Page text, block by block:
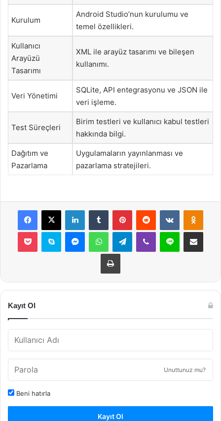
Kurulum
Android Studio’nun kurulumu ve
temel özellikleri.
Kullanıcı
Arayüzü
Tasarımı
XML ile arayüz tasarımı ve bileşen
kullanımı.
Veri Yönetimi
SQLite, API entegrasyonu ve JSON ile
veri işleme.
Test Süreçleri
Birim testleri ve kullanıcı kabul testleri
hakkında bilgi.
Dağıtım ve
Pazarlama
Uygulamaların yayınlanması ve
pazarlama stratejileri.
Facebook
X LinkedInTumblr PinterestReddit VKontakte
Pocket Skype MessengerWhatsAppTelegramViber Line E-Posta ile
Yazdır
Kayıt Ol
Unuttunuz mu?
Beni hatırla
Kayıt Ol